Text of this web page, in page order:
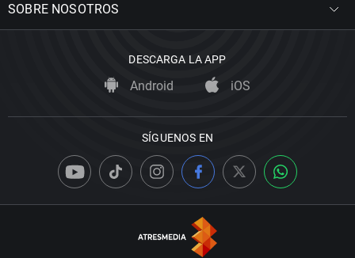
SOBRE NOSOTROS
DESCARGA LA APP
Android iOS
SÍGUENOS EN